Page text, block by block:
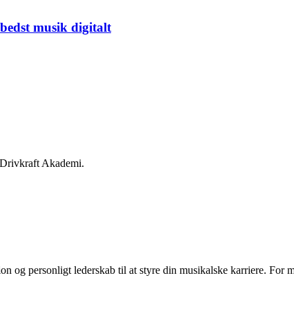
musik digitalt
personligt lederskab til at styre din musikalske karriere. For